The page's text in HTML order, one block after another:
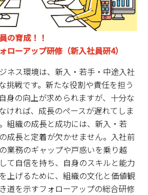
の育成！！
ローアップ研修（新入社員研4）
ネス環境は、新入・若手・中途入社
挑戦です。新たな役割や責任を担う
身の向上が求められますが、十分な
ければ、成長のペースが遅れてしま
組織の成長と成功には、新入・若
成長と定着が欠かせません。入社前
業務のギャップや戸惑いを乗り越
て自信を持ち、自身のスキルと能力
上げるために、組織の文化と価値観
道を示すフォローアップの総合研修